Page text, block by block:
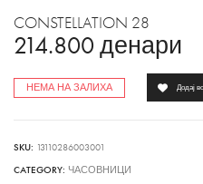
CONSTELLATION 28
214.800 денари
НЕМА НА ЗАЛИХА Додај
SKU: 13110286003001
CATEGORY: ЧАСОВНИЦИ